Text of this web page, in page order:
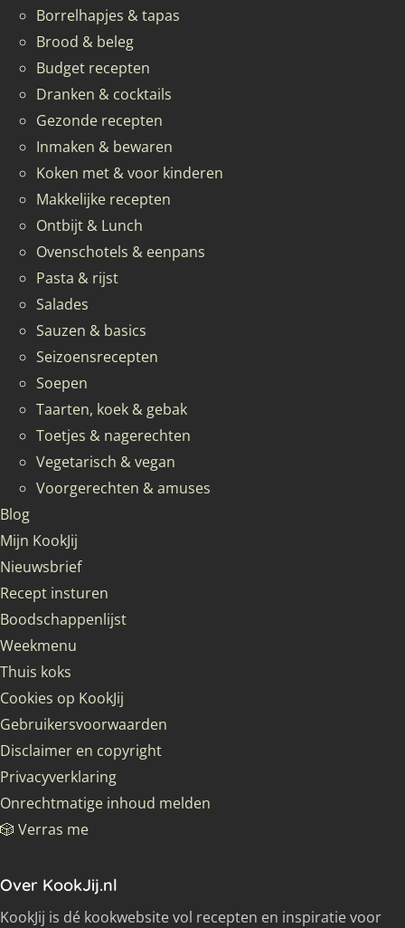
Borrelhapjes & tapas
Brood & beleg
Budget recepten
Dranken & cocktails
Gezonde recepten
Inmaken & bewaren
Koken met & voor kinderen
Makkelijke recepten
Ontbijt & Lunch
Ovenschotels & eenpans
Pasta & rijst
Salades
Sauzen & basics
Seizoensrecepten
Soepen
Taarten, koek & gebak
Toetjes & nagerechten
Vegetarisch & vegan
Voorgerechten & amuses
Blog
Mijn KookJij
Nieuwsbrief
Recept insturen
Boodschappenlijst
Weekmenu
Thuis koks
Cookies op KookJij
Gebruikersvoorwaarden
Disclaimer en copyright
Privacyverklaring
Onrechtmatige inhoud melden
🎲 Verras me
Over KookJij.nl
KookJij is dé kookwebsite vol recepten en inspiratie voor